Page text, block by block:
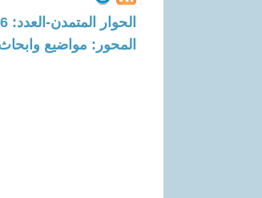
الحوار المتمدن-العدد: 8706 - 2026 / 5 / 15 - 22:47
المحور: مواضيع